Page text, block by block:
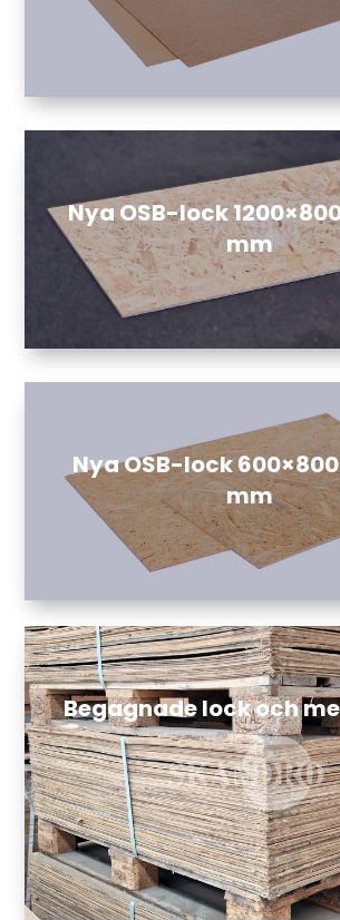
Nya OSB-lock
mm
Nya OSB-lock
mm
Begagnade lock och